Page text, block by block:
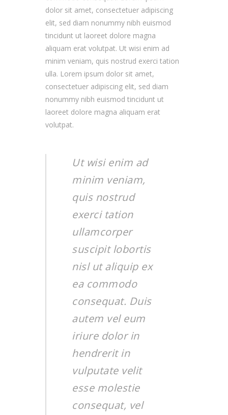
dolor sit amet, consectetuer adipiscing
elit, sed diam nonummy nibh euismod
tincidunt ut laoreet dolore magna
aliquam erat volutpat. Ut wisi enim ad
minim veniam, quis nostrud exerci tation
ulla. Lorem ipsum dolor sit amet,
consectetuer adipiscing elit, sed diam
nonummy nibh euismod tincidunt ut
laoreet dolore magna aliquam erat
volutpat.
Ut wisi enim ad
minim veniam,
quis nostrud
exerci tation
ullamcorper
suscipit lobortis
nisl ut aliquip ex
ea commodo
consequat. Duis
autem vel eum
iriure dolor in
hendrerit in
vulputate velit
esse molestie
consequat, vel